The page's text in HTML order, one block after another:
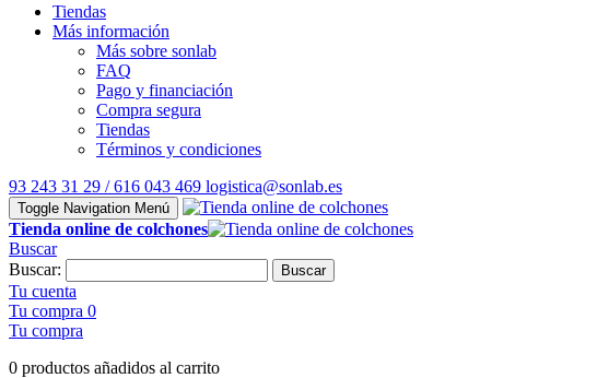
Tiendas
Más información
Más sobre sonlab
FAQ
Pago y financiación
Compra segura
Tiendas
Términos y condiciones
93 243 31 29 / 616 043 469 logistica@sonlab.es
Toggle Navigation Menú
Tienda online de colchones
Buscar
Buscar:
Buscar
Tu cuenta
Tu compra 0
Tu compra
0 productos añadidos al carrito